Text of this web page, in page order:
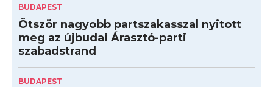
BUDAPEST
Ötször nagyobb partszakasszal nyitott
meg az újbudai Árasztó-parti
szabadstrand
BUDAPEST